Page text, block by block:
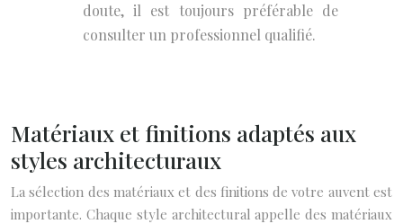
doute, il est toujours préférable de
consulter un professionnel qualifié.
Matériaux et finitions adaptés aux
styles architecturaux
La sélection des matériaux et des finitions de votre auvent est
importante. Chaque style architectural appelle des matériaux